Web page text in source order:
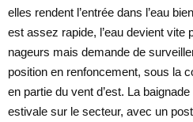
elles rendent l’entrée dans l’eau
est assez rapide, l’eau devient vite
nageurs mais demande de
position en renfoncement, sous la
en partie du vent d’est. La
estivale sur le secteur, avec un